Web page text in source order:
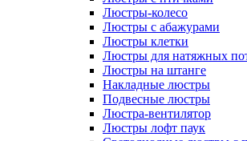
Люстры-колесо
Люстры с абажурами
Люстры клетки
Люстры для натяжных
Люстры на штанге
Накладные люстры
Подвесные люстры
Люстра-вентилятор
Люстры лофт паук